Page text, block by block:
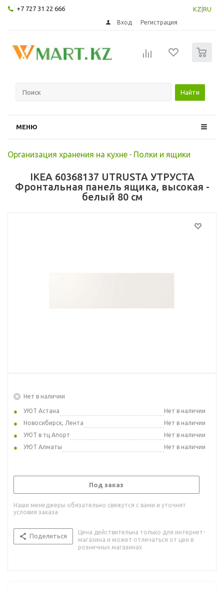
+7 727 31 22 666 KZ RU
Вход Регистрация
Найти
МЕНЮ
Организация хранения на кухне - Полки и ящики
IKEA 60368137 UTRUSTA УТРУСТА
Фронтальная панель ящика, высокая -
белый 80 см
Нет в наличии
УЮТ Астана
Нет в наличии
Новосибирск, Лента
Нет в наличии
УЮТ в тц Апорт
Нет в наличии
УЮТ Алматы
Нет в наличии
Под заказ
Наши менеджеры обязательно свяжутся с вами и уточнят
условия заказа
Поделиться
Цена действительна только для интернет-
магазина и может отличаться от цен в
розничных магазинах